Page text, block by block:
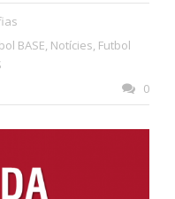
BASE, Notícies, Futbol
0